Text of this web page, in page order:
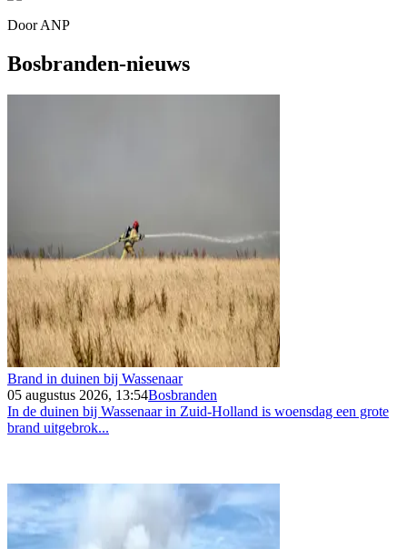
DoorANP
Bosbranden-nieuws
Brand in duinen bij Wassenaar
05 augustus 2026, 13:54Bosbranden
In de duinen bij Wassenaar in Zuid-Holland is woensdag een grote
brand uitgebrok...